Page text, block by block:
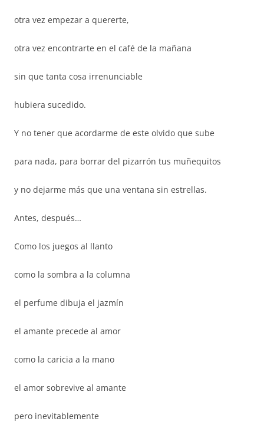
otra vez empezar a quererte,
otra vez encontrarte en el café de la mañana
sin que tanta cosa irrenunciable
hubiera sucedido.
Y no tener que acordarme de este olvido que sube
para nada, para borrar del pizarrón tus muñequitos
y no dejarme más que una ventana sin estrellas.
Antes, después…
Como los juegos al llanto
como la sombra a la columna
el perfume dibuja el jazmín
el amante precede al amor
como la caricia a la mano
el amor sobrevive al amante
pero inevitablemente